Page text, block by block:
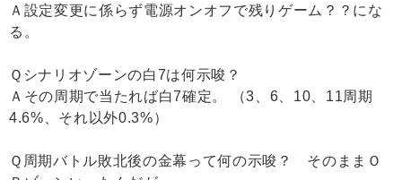
Ａ設定変更に係らず電源オンオフで残りゲーム？？にな
る。
Ｑシナリオゾーンの白7は何示唆？
Ａその周期で当たれば白7確定。 （3、6、10、11周期
4.6%、それ以外0.3%）
Ｑ周期バトル敗北後の金幕って何の示唆？ そのままＯ